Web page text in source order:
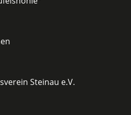
Steinau e.V.